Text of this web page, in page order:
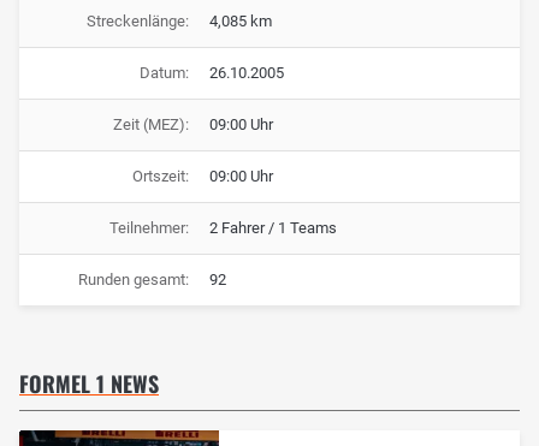
Streckenlänge: 4,085 km
Datum: 26.10.2005
Zeit (MEZ): 09:00 Uhr
Ortszeit: 09:00 Uhr
Teilnehmer: 2 Fahrer / 1 Teams
Runden gesamt: 92
FORMEL 1 NEWS